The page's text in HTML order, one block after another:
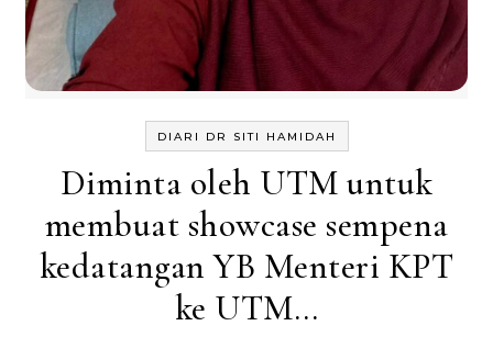
DIARI DR SITI HAMIDAH
Diminta oleh UTM untuk
membuat showcase sempena
kedatangan YB Menteri KPT
ke UTM…